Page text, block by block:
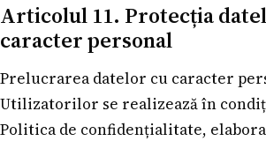
Articolul 11. Protecția
caracter personal
Prelucrarea datelor cu caracter
Utilizatorilor se realizează în
Politica de confidențialitate,